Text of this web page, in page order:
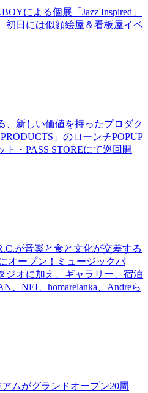
による個展「Jazz Inspired」
初日には似顔絵屋＆看板屋イベ
、新しい価値を持ったプロダク
」のローンチPOPUP
・PASS STOREにて巡回開
が⾳楽と⾷と⽂化が交差する
オープン！ミュージックバ
ジオに加え、ギャラリー、宿泊
、NEI、homarelanka、Andreら
ムがグランドオープン20周